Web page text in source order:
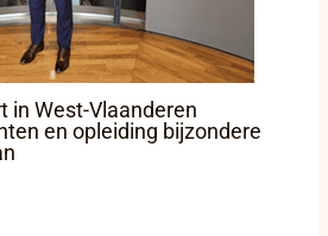
in West-Vlaanderen
en opleiding bijzondere